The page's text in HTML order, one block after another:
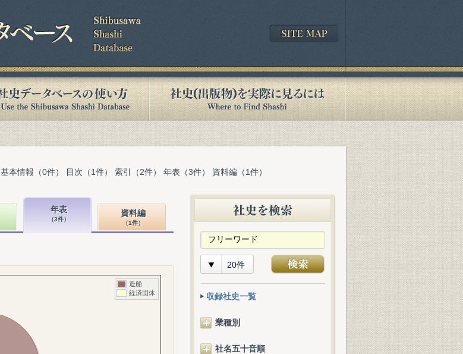
基本情報（0件） 目次（1件） 索引（2件） 年表（3件） 資料編（1件）
年表
（3件）
資料編
（1件）
20件
収録社史一覧
業種別
社名五十音順